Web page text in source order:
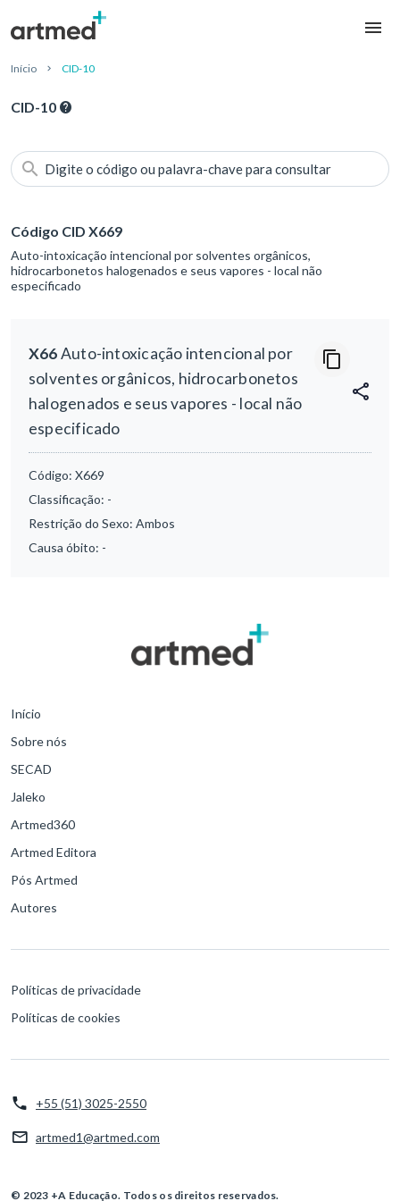
Início CID-10
CID-10
Digite o código ou palavra-chave para consultar
Código CID X669
Auto-intoxicação intencional por solventes orgânicos,
hidrocarbonetos halogenados e seus vapores - local não
especificado
X66Auto-intoxicação intencional por
solventes orgânicos, hidrocarbonetos
halogenados e seus vapores - local não
especificado
Código: X669
Classificação: -
Restrição do Sexo: Ambos
Causa óbito: -
Início
Sobre nós
SECAD
Jaleko
Artmed360
Artmed Editora
Pós Artmed
Autores
Políticas de privacidade
Políticas de cookies
+55 (51) 3025-2550
artmed1@artmed.com
© 2023 +A Educação. Todos os direitos reservados.